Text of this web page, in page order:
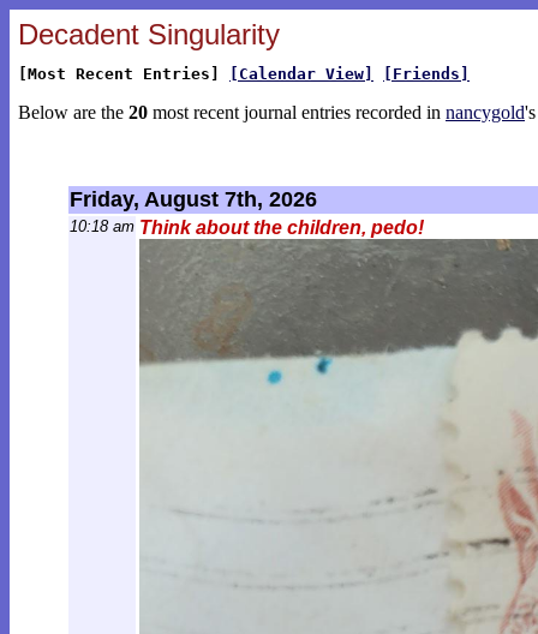
Decadent Singularity
[Most Recent Entries] [Calendar View] [Friends]
Below are the 20 most recent journal entries recorded in nancygold
Friday, August 7th, 2026
10:18 am Think about the children, pedo!